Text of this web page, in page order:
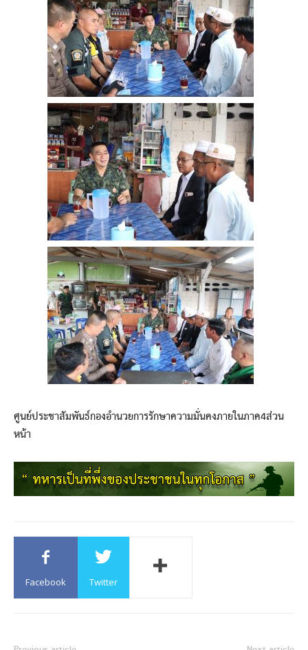
ศูนย์ประชาสัมพันธ์กองอำนวยการรักษาความมั่นคงภายในภาค4ส่วน
หน้า
Facebook Twitter